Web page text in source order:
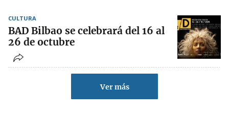
CULTURA
BAD Bilbao se celebrará del 16 al
26 de octubre
Ver más